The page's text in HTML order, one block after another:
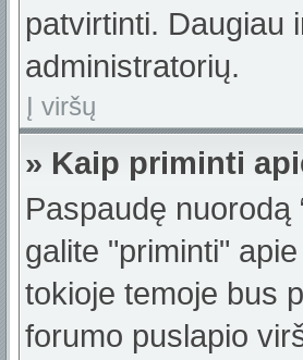
patvirtinti. Daugiau
administratorių.
Į viršų
» Kaip priminti
Paspaudę nuorodą
galite "priminti"
tokioje temoje bus
forumo puslapio